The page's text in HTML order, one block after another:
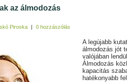
az álmodozás
Piroska | 0 hozzászólás
A legújabb
álmodozás jót
valójában
Álmodozás
kapacitás
hatékonyabb